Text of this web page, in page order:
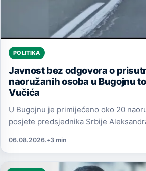
POLITIKA
Javnost bez odgovora o
naoružanih osoba u Bugojnu
Vučića
U Bugojnu je primijećeno oko 20
posjete predsjednika Srbije
06.08.2026.•3 min